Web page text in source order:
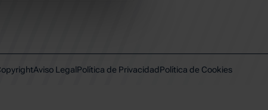
Aviso LegalPolítica de PrivacidadPolítica de Cookies